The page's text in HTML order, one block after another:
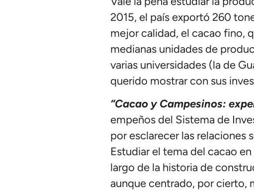
2015, el país exportó 260
mejor calidad, el cacao fino,
medianas unidades de
varias universidades (la de
querido mostrar con sus
“Cacao y Campesinos:
empeños del Sistema de
por esclarecer las relaciones
Estudiar el tema del cacao
largo de la historia de
aunque centrado, por cierto,